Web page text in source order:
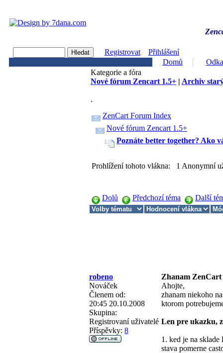
Registrovat
Přihlášení
Domů
Kategorie a fóra
Nové fórum Zencart 1.5+ | Archiv
.
ZenCart Forum Index
Nové fórum Zencart 1.5+
Poznáte better together? Ako
Prohlížení tohoto vlákna: 1 Anonymní
Dolů Předchozí téma Další
robeno
Zhanam
Nováček
Členem od:
20:45 20.10.2008
Skupina:
Registrovaní uživatelé
Příspěvky: 8
Ahojte,
zhanam niekoho
ktorom
Len pre ukazku,
1. ked je na
stava pomerne